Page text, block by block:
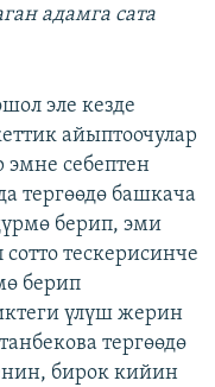
адамга сата
эле кезде
айыптоочулар
эмне себептен
тергөөдө башкача
берип, эми
тескерисинче
берип
үлүш жерин
тергөөдө
бирок кийин